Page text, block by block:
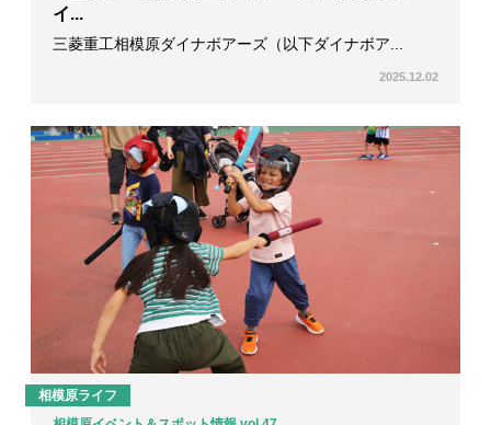
イ...
三菱重工相模原ダイナボアーズ（以下ダイナボア...
2025.12.02
相模原ライフ